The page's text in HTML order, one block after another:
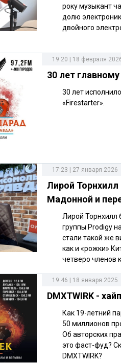
року музыкант
долю
двойного
19:20 | 18 февраля
30 лет
30 лет
«Firestarter».
17:23 | 27 января 2026
Лирой Торнхилл
Мадонной и
Лирой Торнхилл
группы Prodigy
стали такой же
как и «рожки»
четверо членов
19:46 | 18 января 2025
DMXTWIRK -
Как 19-летний
50 миллионов
Об авторских
это фаст-фуд?
DMXTWIRK?